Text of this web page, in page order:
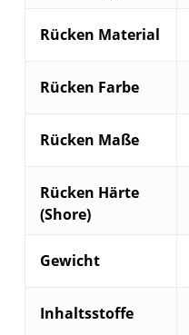
Rücken Material
Rücken Farbe
Rücken Maße
Rücken Härte
(Shore)
Gewicht
Inhaltsstoffe